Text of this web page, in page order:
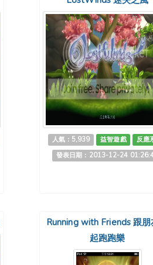
人氣：5,939 益智遊戲
反應
發表日期：2013-12-24
Running with Friends 跟朋
起跑跑樂